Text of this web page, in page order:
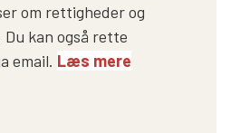
om rettigheder og
kan også rette
email. Læs mere